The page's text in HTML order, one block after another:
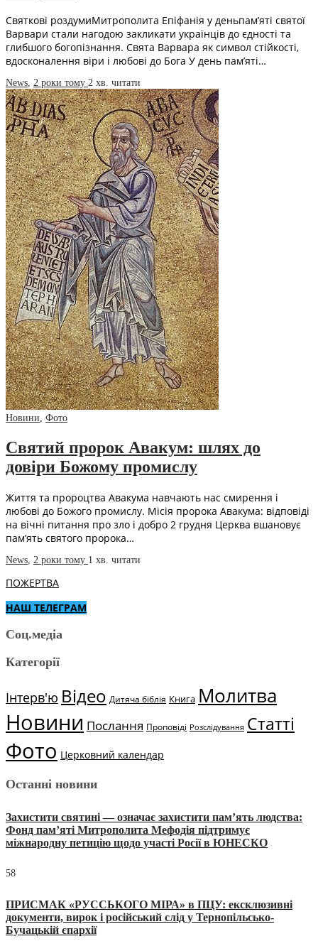
Святкові роздумиМитрополита Епіфанія у деньпам’яті святої
Варвари стали нагодою закликати українців до єдності та
глибшого богопізнання. Свята Варвара як символ стійкості,
вдосконалення віри і любові до Бога У день пам’яті…
News, 2 роки тому 2 хв. читати
Новини, Фото
Святий пророк Авакум: шлях до
довіри Божому промислу
Життя та пророцтва Авакума навчають нас смирення і
любові до Божого промислу. Місія пророка Авакума: відповіді
на вічні питання про зло і добро 2 грудня Церква вшановує
пам’ять святого пророка…
News 2 роки тому 1 хв. читати
ПОЖЕРТВА
НАШ ТЕЛЕГРАМ
Соц.медіа
Категорії
Інтерв'ю Відео Дитяча біблія Книга Молитва
Новини Послання Проповіді Розслідування Статті
Фото Церковний календар
Останні новини
Захистити святині — означає захистити пам’ять людства:
Фонд пам’яті Митрополита Мефодія підтримує
міжнародну петицію щодо участі Росії в ЮНЕСКО
58
ПРИСМАК «РУССЬКОГО МІРА» в ПЦУ: ексклюзивні
документи, вирок і російський слід у Тернопільсько-
Бучацькій єпархії